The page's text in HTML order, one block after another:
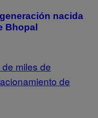
nacida
Bhopal